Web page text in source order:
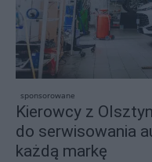
sponsorowane
Kierowcy z
do serwisowania
każdą markę